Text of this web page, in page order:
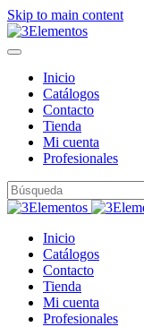
Skip to main content
Inicio
Catálogos
Contacto
Tienda
Mi cuenta
Profesionales
Inicio
Catálogos
Contacto
Tienda
Mi cuenta
Profesionales